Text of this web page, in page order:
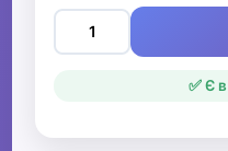
✅ Є